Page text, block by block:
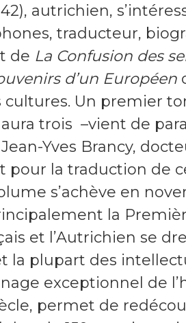
autrichien,
traducteur,
de La Confusion des
d’un Européen
Un premier
trois –vient de
Yves Brancy,
pour la traduction de
s’achève en
la
et l’Autrichien se
la plupart des
exceptionnel de
permet de